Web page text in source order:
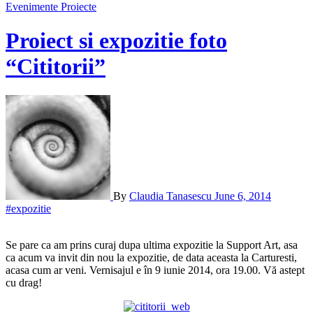
Evenimente Proiecte
Proiect si expozitie foto
“Cititorii”
By Claudia Tanasescu June 6, 2014
#expozitie
Se pare ca am prins curaj dupa ultima expozitie la Support Art, asa
ca acum va invit din nou la expozitie, de data aceasta la Carturesti,
acasa cum ar veni. Vernisajul e în 9 iunie 2014, ora 19.00. Vă astept
cu drag!